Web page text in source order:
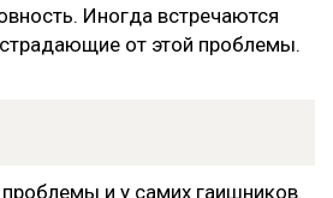
Иногда встречаются
от этой проблемы.
и у самих гаишников.